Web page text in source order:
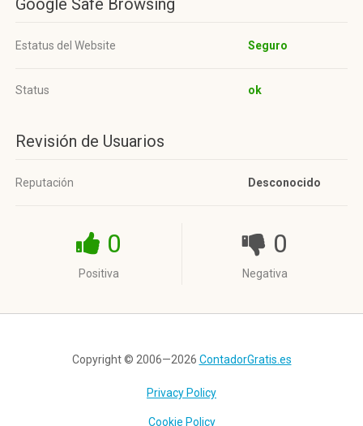
Google Safe Browsing
Estatus del Website Seguro
Status ok
Revisión de Usuarios
Reputación Desconocido
0
Positiva
0
Negativa
Copyright © 2006—2026 ContadorGratis.es
Privacy Policy
Cookie Policy